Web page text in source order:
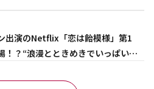
出演のNetflix「恋は飴模様」第1
！？“浪漫とときめきでいっぱいの